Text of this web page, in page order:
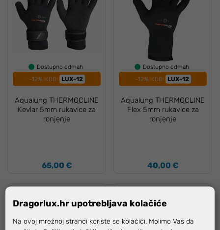
Dostupno odmah
-12%, KOD:
LUX-12
Aqualung THERMOCLINE
Kevlar 5mm rukavice za
ronjenje
65,00 €
Dostupno odmah
-12%, KOD:
LUX-12
Aqualung THERMOCLINE
Flex 5mm rukavice za
ronjenje
40,00 €
Dragorlux.hr upotrebljava kolačiće
Na ovoj mrežnoj stranci koriste se kolačići. Molimo Vas da